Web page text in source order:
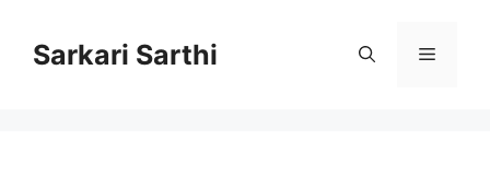
contentSarkari Sarthi Menu